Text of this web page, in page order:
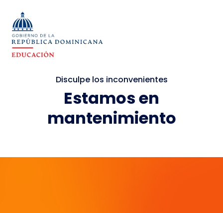
Disculpe los inconvenientes
Estamos en
mantenimiento